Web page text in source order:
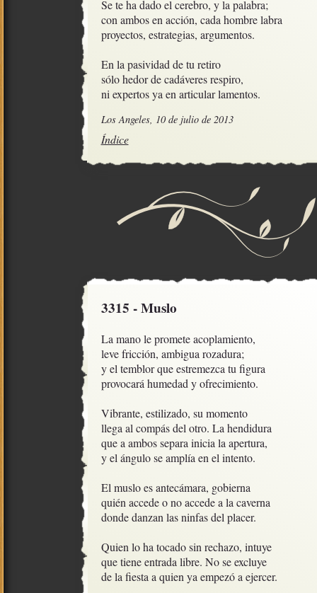
Se te ha dado el cerebro, y la palabra;
con ambos en acción, cada hombre labra
proyectos, estrategias, argumentos.
En la pasividad de tu retiro
sólo hedor de cadáveres respiro,
ni expertos ya en articular lamentos.
Los Angeles, 10 de julio de 2013
Índice
3315 - Muslo
La mano le promete acoplamiento,
leve fricción, ambigua rozadura;
y el temblor que estremezca tu figura
provocará humedad y ofrecimiento.
Vibrante, estilizado, su momento
llega al compás del otro. La hendidura
que a ambos separa inicia la apertura,
y el ángulo se amplía en el intento.
El muslo es antecámara, gobierna
quién accede o no accede a la caverna
donde danzan las ninfas del placer.
Quien lo ha tocado sin rechazo, intuye
que tiene entrada libre. No se excluye
de la fiesta a quien ya empezó a ejercer.